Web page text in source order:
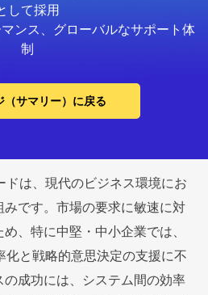
して採用
ンス、グローバルなサポート体
制
（サマリー）に戻る
ドは、現代のビジネス環境にお
です。市場の要求に敏速に対
、特に中堅・中小企業では、
化と戦略的意思決定の支援に不
成功には、システム間の効率